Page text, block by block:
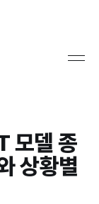
델 종
상황별